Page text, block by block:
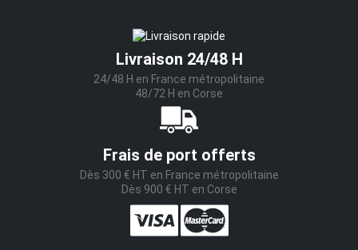
Livraison 24/48 H
24/48 H en France métropolitaine
48/72 H en Corse
Frais de port offerts
Dès 300 € HT en France métropolitaine
Dès 900 € HT en Corse